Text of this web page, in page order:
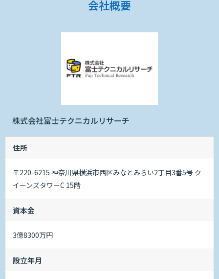
会社概要
株式会社富士テクニカルリサーチ
住所
〒220-6215 神奈川県横浜市西区みなとみらい2丁目3番5号 ク
イーンズタワーC 15階
資本金
3億8300万円
設立年月